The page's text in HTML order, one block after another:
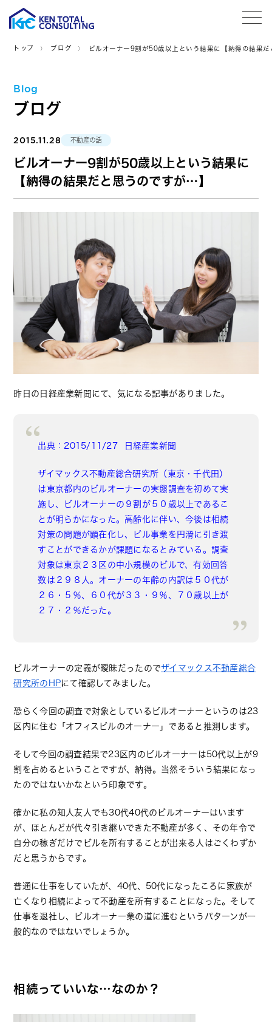
トップ ブログ ビルオーナー9割が50歳以上という結果に【納得の結果
Blog
ブログ
2015.11.28 不動産の話
ビルオーナー9割が50歳以上という結果に
【納得の結果だと思うのですが…】
昨日の日経産業新聞にて、気になる記事がありました。
出典：2015/11/27 日経産業新聞
ザイマックス不動産総合研究所（東京・千代田）
は東京都内のビルオーナーの実態調査を初めて実
施し、ビルオーナーの９割が５０歳以上であるこ
とが明らかになった。高齢化に伴い、今後は相続
対策の問題が顕在化し、ビル事業を円滑に引き渡
すことができるかが課題になるとみている。調査
対象は東京２３区の中小規模のビルで、有効回答
数は２９８人。オーナーの年齢の内訳は５０代が
２６・５％、６０代が３３・９％、７０歳以上が
２７・２％だった。
ビルオーナーの定義が曖昧だったのでザイマックス不動産総合
研究所のHPにて確認してみました。
恐らく今回の調査で対象としているビルオーナーというのは23
区内に住む「オフィスビルのオーナー」であると推測します。
そして今回の調査結果で23区内のビルオーナーは50代以上が9
割を占めるということですが、納得。当然そういう結果になっ
たのではないかなという印象です。
確かに私の知人友人でも30代40代のビルオーナーはいます
が、ほとんどが代々引き継いできた不動産が多く、その年令で
自分の稼ぎだけでビルを所有することが出来る人はごくわずか
だと思うからです。
普通に仕事をしていたが、40代、50代になったころに家族が
亡くなり相続によって不動産を所有することになった。そして
仕事を退社し、ビルオーナー業の道に進むというパターンが一
般的なのではないでしょうか。
相続っていいな…なのか？